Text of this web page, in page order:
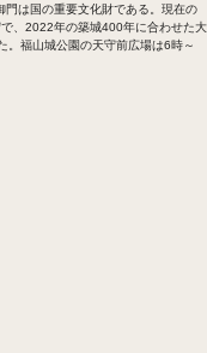
は国の重要文化財である。現在の
、2022年の築城400年に合わせた大
。福山城公園の天守前広場は6時～